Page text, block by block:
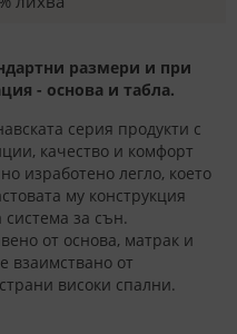
размери и при
- основа и табла.
серия продукти с
качество и комфорт
изработено легло, което
му конструкция
за сън.
от основа, матрак и
взаимствано от
високи спални.